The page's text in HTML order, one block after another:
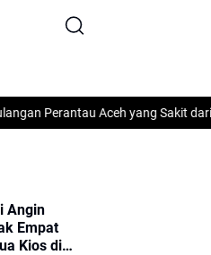
Perantau Aceh yang Sakit dari
Angin
Empat
Kios di